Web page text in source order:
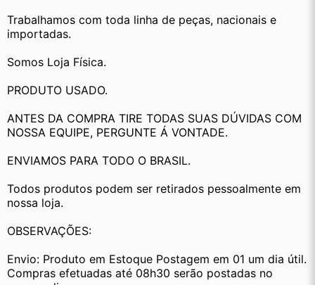
Trabalhamos com toda linha de peças, nacionais e
importadas.
Somos Loja Física.
PRODUTO USADO.
ANTES DA COMPRA TIRE TODAS SUAS DÚVIDAS COM
NOSSA EQUIPE, PERGUNTE Á VONTADE.
ENVIAMOS PARA TODO O BRASIL.
Todos produtos podem ser retirados pessoalmente em
nossa loja.
OBSERVAÇÕES:
Envio: Produto em Estoque Postagem em 01 um dia útil.
Compras efetuadas até 08h30 serão postadas no